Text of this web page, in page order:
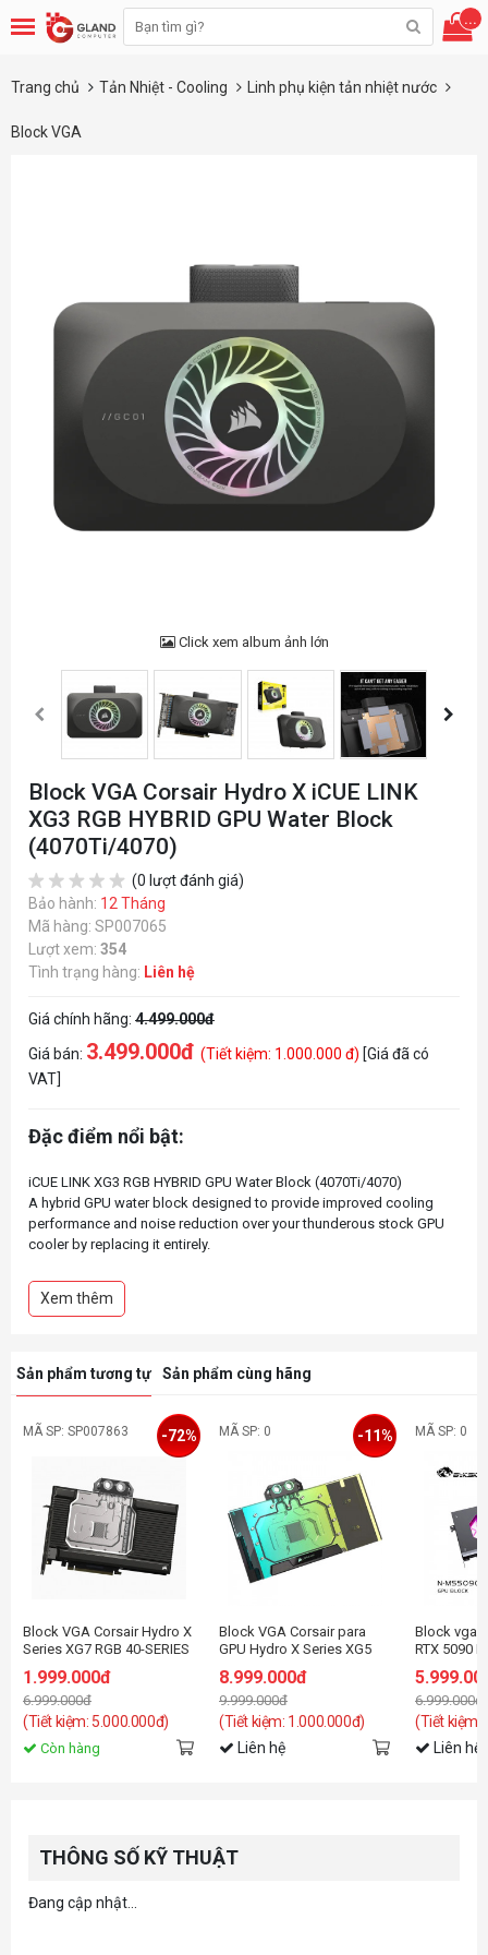
...
Trang chủ Tản Nhiệt - Cooling Linh phụ kiện tản nhiệt nước
Block VGA
Click xem album ảnh lớn
Block VGA Corsair Hydro X iCUE LINK
XG3 RGB HYBRID GPU Water Block
(4070Ti/4070)
(0 lượt đánh giá)
Bảo hành: 12 Tháng
Mã hàng: SP007065
Lượt xem: 354
Tình trạng hàng: Liên hệ
Giá chính hãng: 4.499.000đ
Giá bán: 3.499.000đ (Tiết kiệm: 1.000.000 đ) [Giá đã có
VAT]
Đặc điểm nổi bật:
iCUE LINK XG3 RGB HYBRID GPU Water Block (4070Ti/4070)
A hybrid GPU water block designed to provide improved cooling
performance and noise reduction over your thunderous stock GPU
cooler by replacing it entirely.
Near-universal compatibility
Built-in cold plate temperature sensor for optimal cooling control
Xem thêm
Sản phẩm tương tự Sản phẩm cùng hãng
MÃ SP: SP007863
Block VGA Corsair Hydro X
Series XG7 RGB 40-SERIES
STRIX/TUF)
1.999.000đ
6.999.000đ
(Tiết kiệm: 5.000.000đ)
-72%
Còn hàng
MÃ SP: 0
Block VGA Corsair para
GPU Hydro X Series XG5
8.999.000đ
9.999.000đ
(Tiết kiệm: 1.000.000đ)
-11%
Liên hệ
MÃ SP: 0
Block vga
RTX 5090
GeForce
6.999.000đ
(Tiết kiệm:
Liên hệ
THÔNG SỐ KỸ THUẬT
Đang cập nhật...